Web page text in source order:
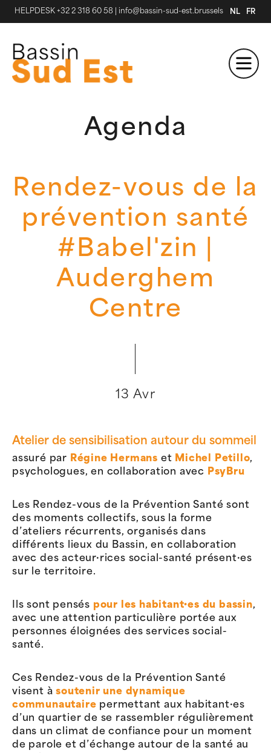
HELPDESK +32 2 318 60 58 info@bassin-sud-est.brussels NL FR
Agenda
Rendez-vous de la
prévention santé
#Babel'zin |
Auderghem
Centre
13 Avr
Atelier de sensibilisation autour du sommeil
assuré par Régine Hermans et Michel Petillo,
psychologues, en collaboration avec
PsyBru
Les Rendez-vous de la Prévention Santé sont
des moments collectifs, sous la forme
d’ateliers récurrents, organisés dans
différents lieux du Bassin, en collaboration
avec des acteur·rices social-santé présent·es
sur le territoire.
Ils sont pensés pour les habitant·es du bassin,
avec une attention particulière portée aux
personnes éloignées des services social-
santé.
Ces Rendez-vous de la Prévention Santé
visent àsoutenir une dynamique
communautaire permettant aux habitant·es
d’un quartier de se rassembler régulièrement
dans un climat de confiance pour un moment
de parole et d’échange autour de la santé au